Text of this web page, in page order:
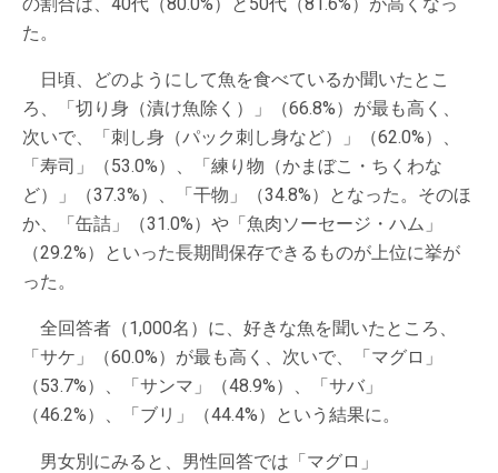
た。
日頃、どのようにして魚を食べているか聞いたとこ
ろ、「切り身（漬け魚除く）」（66.8%）が最も高く、
次いで、「刺し身（パック刺し身など）」（62.0%）、
「寿司」（53.0%）、「練り物（かまぼこ・ちくわな
ど）」（37.3%）、「干物」（34.8%）となった。そのほ
か、「缶詰」（31.0%）や「魚肉ソーセージ・ハム」
（29.2%）といった長期間保存できるものが上位に挙が
った。
全回答者（1,000名）に、好きな魚を聞いたところ、
「サケ」（60.0%）が最も高く、次いで、「マグロ」
（53.7%）、「サンマ」（48.9%）、「サバ」
（46.2%）、「ブリ」（44.4%）という結果に。
男女別にみると、男性回答では「マグロ」